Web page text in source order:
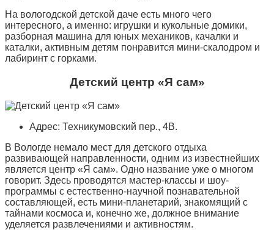
На вологодской детской даче есть много чего
интересного, а именно: игрушки и кукольные домики,
разборная машина для юных механиков, качалки и
каталки, активным детям понравится мини-скалодром и
лабиринт с горками.
Детский центр «Я сам»
Адрес: Техникумовский пер., 4В.
В Вологде немало мест для детского отдыха
развивающей направленности, одним из известнейших
является центр «Я сам». Одно название уже о многом
говорит. Здесь проводятся мастер-классы и шоу-
программы с естественно-научной познавательной
составляющей, есть мини-планетарий, знакомящий с
тайнами космоса и, конечно же, должное внимание
уделяется развлечениями и активностям.